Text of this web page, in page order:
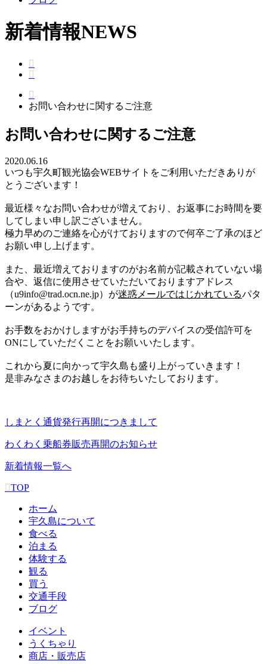
新着情報NEWS
お問い合わせに関するご注意
お問い合わせに関するご注意
2020.06.16
いつも宇久町観光協会WEBサイトをご利用いただきありが
とうございます！
最近様々なお問い合わせが増えており、お返事にお時間を要
してしまい申し訳ございません。
極力早めのご連絡を心がけておりますので何卒ご了承のほど
お願い申し上げます。
また、最近増えておりますのがお名前が記載されていない場
合や、返信に使用させていただいておりますアドレス
（u9info@trad.ocn.ne.jp）が迷惑メールではじかれているパタ
ーンがあるようです。
お手数をおかけしますがお手持ちのデバイスの受信許可を
ONにしていただくことをお願いいたします。
これから夏に向かって宇久島も盛り上がっていきます！
是非みなさまのお越しをお待ちいたしております。
しまとく通貨発行再開につきまして
わくわく乗船券販売再開のお知らせ
新着情報一覧へ
TOP
ホーム
宇久島について
食べる
泊まる
体験する
観る
買う
交通手段
ブログ
イベント
うくちゃり
商店・販売店